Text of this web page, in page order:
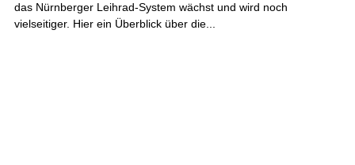
das Nürnberger Leihrad-System wächst und wird noch
vielseitiger. Hier ein Überblick über die...